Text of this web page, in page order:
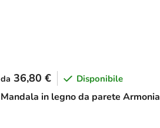
Mandala in legno da parete Armonia
da 36,80 € Disponibile